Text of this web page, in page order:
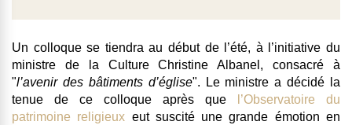
Un colloque se tiendra au début de l’été, à l’initiative du
ministre de la Culture Christine Albanel, consacré à
"l’avenir des bâtiments d’église". Le ministre a décidé la
tenue de ce colloque après que
l’Observatoire du
patrimoine religieux eut suscité une grande émotion en